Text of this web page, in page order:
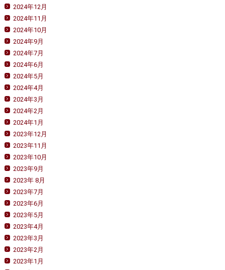
2024年12月
2024年11月
2024年10月
2024年9月
2024年7月
2024年6月
2024年5月
2024年4月
2024年3月
2024年2月
2024年1月
2023年12月
2023年11月
2023年10月
2023年9月
2023年 8月
2023年7月
2023年6月
2023年5月
2023年4月
2023年3月
2023年2月
2023年1月